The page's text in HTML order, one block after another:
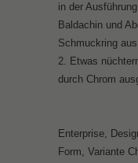
in der
Baldachin und
Schmuckring
2. Etwas
durch Chrom
Enterprise,
Form, Variante